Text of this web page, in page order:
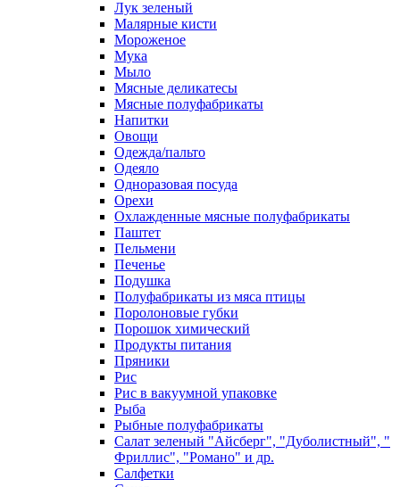
Лук зеленый
Малярные кисти
Мороженое
Мука
Мыло
Мясные деликатесы
Мясные полуфабрикаты
Напитки
Овощи
Одежда/пальто
Одеяло
Одноразовая посуда
Орехи
Охлажденные мясные полуфабрикаты
Паштет
Пельмени
Печенье
Подушка
Полуфабрикаты из мяса птицы
Поролоновые губки
Порошок химический
Продукты питания
Пряники
Рис
Рис в вакуумной упаковке
Рыба
Рыбные полуфабрикаты
Салат зеленый "Айсберг", "Дуболистный", "
Фриллис", "Романо" и др.
Салфетки